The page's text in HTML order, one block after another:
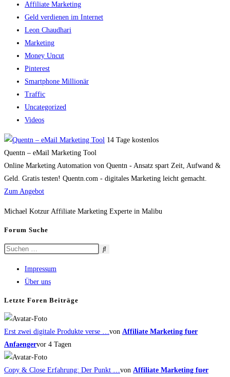
Affiliate Marketing
Geld verdienen im Internet
Leon Chaudhari
Marketing
Money Uncut
Pinterest
Smartphone Millionär
Traffic
Uncategorized
Videos
14 Tage kostenlos
Quentn – eMail Marketing Tool
Online Marketing Automation von Quentn - Ansatz spart Zeit, Aufwand &
Geld. Gratis testen! Quentn.com - digitales Marketing leicht gemacht.
Zum Angebot
Michael Kotzur Affiliate Marketing Experte in Malibu
Forum Suche
Impressum
Über uns
Letzte Foren Beiträge
Erst zwei digitale Produkte verse …von Affiliate Marketing fuer
Anfaengervor 4 Tagen
Copy & Close Erfahrung: Der Punkt …von Affiliate Marketing fuer